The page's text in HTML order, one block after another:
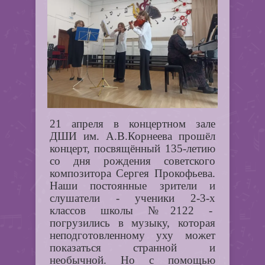
21 апреля в концертном зале
ДШИ им. А.В.Корнеева прошёл
концерт, посвящённый 135-летию
со дня рождения советского
композитора Сергея Прокофьева.
Наши постоянные зрители и
слушатели - ученики 2-3-х
классов школы №2122 -
погрузились в музыку, которая
неподготовленному уху может
показаться странной и
необычной. Но с помощью